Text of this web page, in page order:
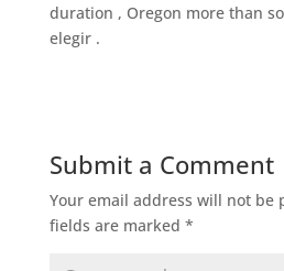
duration , Oregon more than
elegir .
Submit a Comment
Your email address will not be
fields are marked *